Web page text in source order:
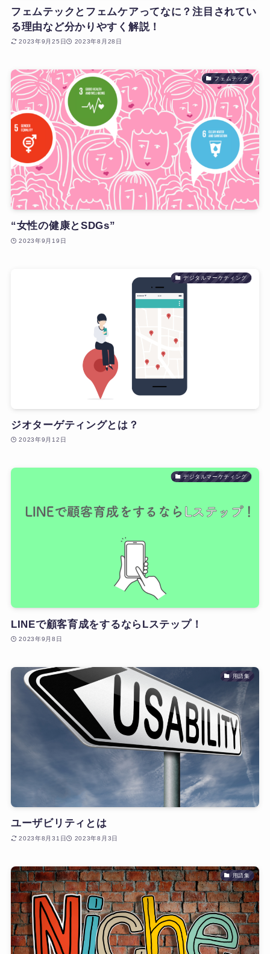
フェムテックとフェムケアってなに？注目されてい
る理由など分かりやすく解説！
2023年9月25日 2023年8月28日
フェムテック
“女性の健康とSDGs”
2023年9月19日
デジタルマーケティング
ジオターゲティングとは？
2023年9月12日
デジタルマーケティング
LINEで顧客育成をするならLステップ！
2023年9月8日
用語集
ユーザビリティとは
2023年8月31日 2023年8月3日
用語集